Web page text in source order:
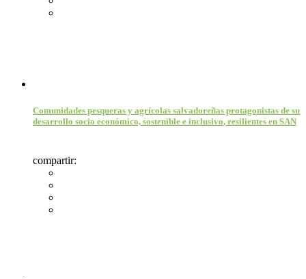
Comunidades pesqueras y agrícolas salvadoreñas protagonistas de su
desarrollo socio económico, sostenible e inclusivo, resilientes en SAN
compartir: